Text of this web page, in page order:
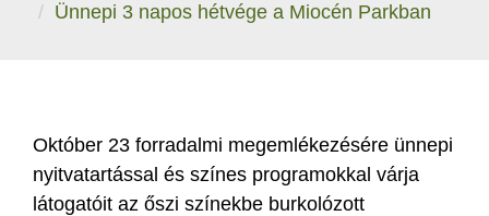
Ünnepi 3 napos hétvége a Miocén Parkban
Október 23 forradalmi megemlékezésére ünnepi
nyitvatartással és színes programokkal várja
látogatóit az őszi színekbe burkolózott